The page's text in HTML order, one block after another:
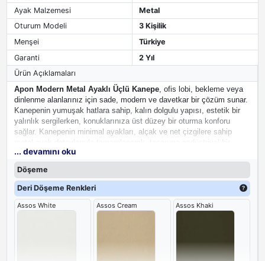
Ayak Malzemesi
Metal
Oturum Modeli
3 Kişilik
Menşei
Türkiye
Garanti
2 Yıl
Ürün Açıklamaları
Apon Modern Metal Ayaklı Üçlü Kanepe, ofis lobi, bekleme veya
dinlenme alanlarınız için sade, modern ve davetkar bir çözüm sunar.
Kanepenin yumuşak hatlara sahip, kalın dolgulu yapısı, estetik bir
yalınlık sergilerken, konuklarınıza üst düzey bir oturma konforu
sağlar. Kanepenin minimal ayakları, alçak ve net çizgilere sahip
şıklık ve sağlamlık katar.
... devamını oku
Döşeme
Deri Döşeme Renkleri
Assos White Assos Cream Assos Khaki